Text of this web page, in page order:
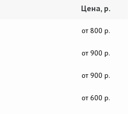
Цена, р.
от 800 р.
от 900 р.
от 900 р.
от 600 р.